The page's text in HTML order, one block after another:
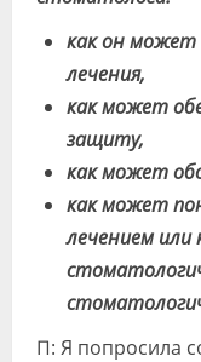
как он
лечения,
как может
защиту,
как может
как может
лечением или
П: Я попросила